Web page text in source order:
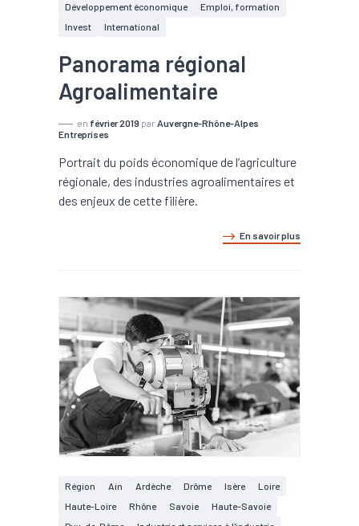
Développement économique
Emploi, formation
Invest
International
Panorama régional
Agroalimentaire
en février 2019 par Auvergne-Rhône-Alpes
Entreprises
Portrait du poids économique de l’agriculture
régionale, des industries agroalimentaires et
des enjeux de cette filière.
En savoir plus
Région Ain Ardèche Drôme Isère
Loire
Haute-Loire
Rhône Savoie
Haute-Savoie